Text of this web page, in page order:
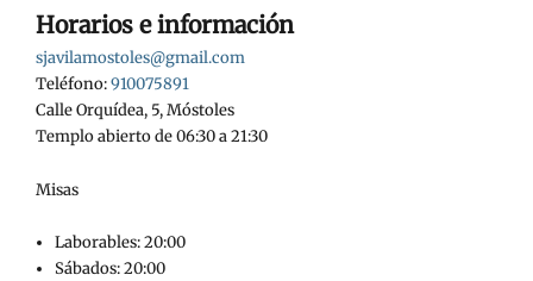
Horarios e información
sjavilamostoles@gmail.com
Teléfono:910075891
Calle Orquídea, 5, Móstoles
Templo abierto de 06:30 a 21:30
Misas
Laborables: 20:00
Sábados: 20:00